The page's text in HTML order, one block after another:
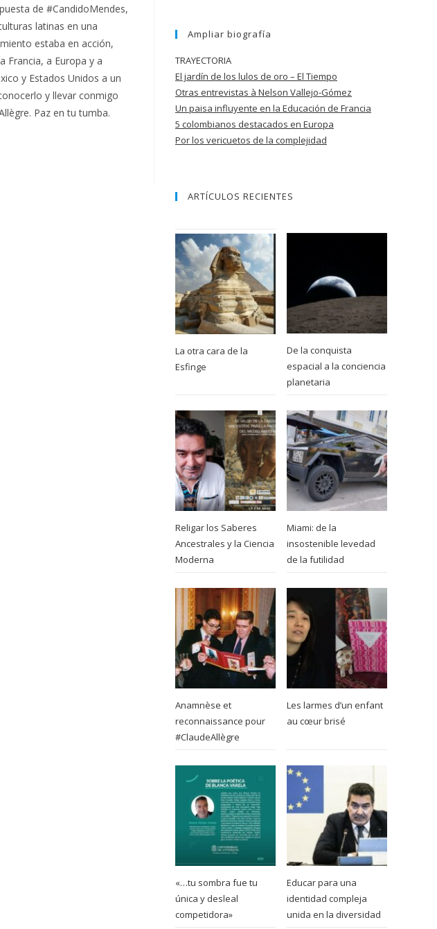
de #CandidoMendes,
latinas en una
estaba en acción,
Francia, a Europa y a
y Estados Unidos a un
y llevar conmigo
Paz en tu tumba.
Ampliar biografía
TRAYECTORIA
El jardín de los lulos de oro – El Tiempo
Otras entrevistas à Nelson Vallejo-Gómez
Un paisa influyente en la Educación de Francia
5 colombianos destacados en Europa
Por los vericuetos de la complejidad
ARTÍCULOS RECIENTES
La otra cara de la
Esfinge
De la conquista
espacial a la conciencia
planetaria
Religar los Saberes
Ancestrales y la Ciencia
Moderna
Miami: de la
insostenible levedad
de la futilidad
Anamnèse et
reconnaissance pour
#ClaudeAllègre
Les larmes d’un enfant
au cœur brisé
«…tu sombra fue tu
única y desleal
competidora»
Educar para una
identidad compleja
unida en la diversidad